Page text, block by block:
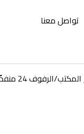
تواصل معنا